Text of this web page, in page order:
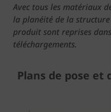
Avec tous les matériaux
la planéité de la
produit sont reprises
téléchargements.
Plans de pose et